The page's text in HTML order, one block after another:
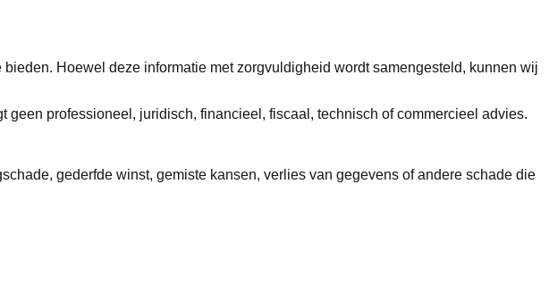
Hoewel deze informatie met zorgvuldigheid wordt samengesteld, kunnen wij
professioneel, juridisch, financieel, fiscaal, technisch of commercieel advies.
gederfde winst, gemiste kansen, verlies van gegevens of andere schade die